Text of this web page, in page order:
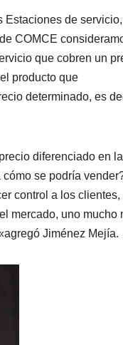
Estaciones de servicio,
COMCE
que cobren un
producto que
determinado, es
diferenciado en
se podría
control a los clientes,
mercado, uno mucho
Jiménez Mejía.